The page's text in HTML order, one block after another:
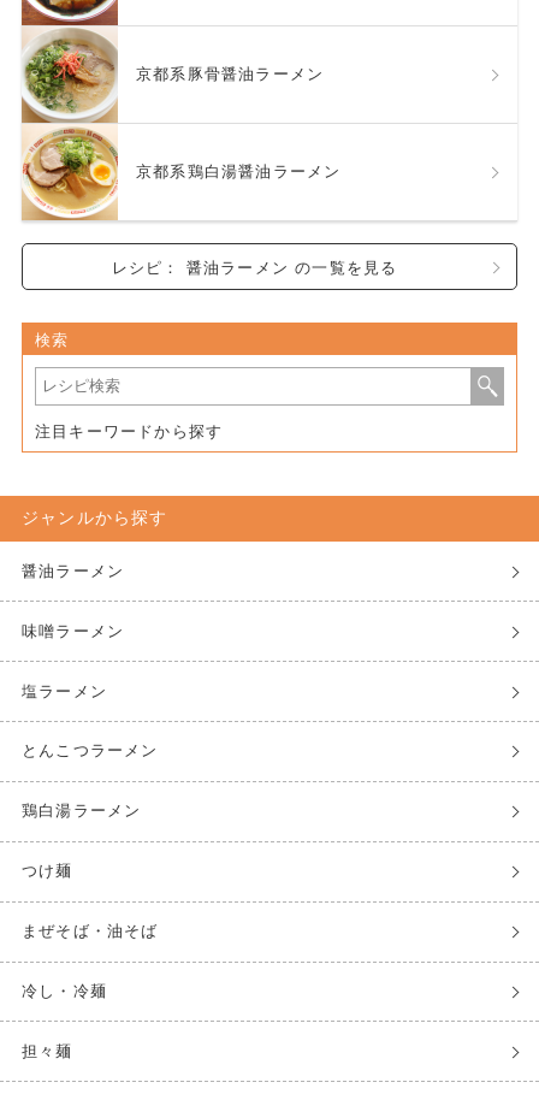
京都系豚骨醤油ラーメン
京都系鶏白湯醤油ラーメン
レシピ： 醤油ラーメン の一覧を見る
検索
注目キーワードから探す
ジャンルから探す
醤油ラーメン
味噌ラーメン
塩ラーメン
とんこつラーメン
鶏白湯ラーメン
つけ麺
まぜそば・油そば
冷し・冷麺
担々麺